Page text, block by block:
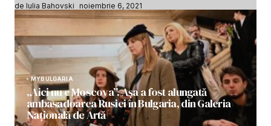
de Iulia Bahovski noiembrie 6, 2021
MYBULGARIA
„Aici nu e Moscova”. Așa a fost alungată
ambasadoarea Rusiei în Bulgaria, din Galeria
Națională de Artă